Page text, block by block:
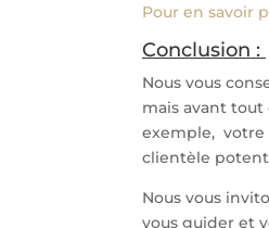
Pour en savoir
Conclusion :
Nous vous
mais avant
exemple, votre
clientèle
Nous vous
vous guider et